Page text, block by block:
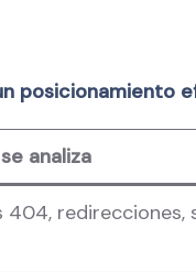
posicionamiento
analiza
404, redirecciones,